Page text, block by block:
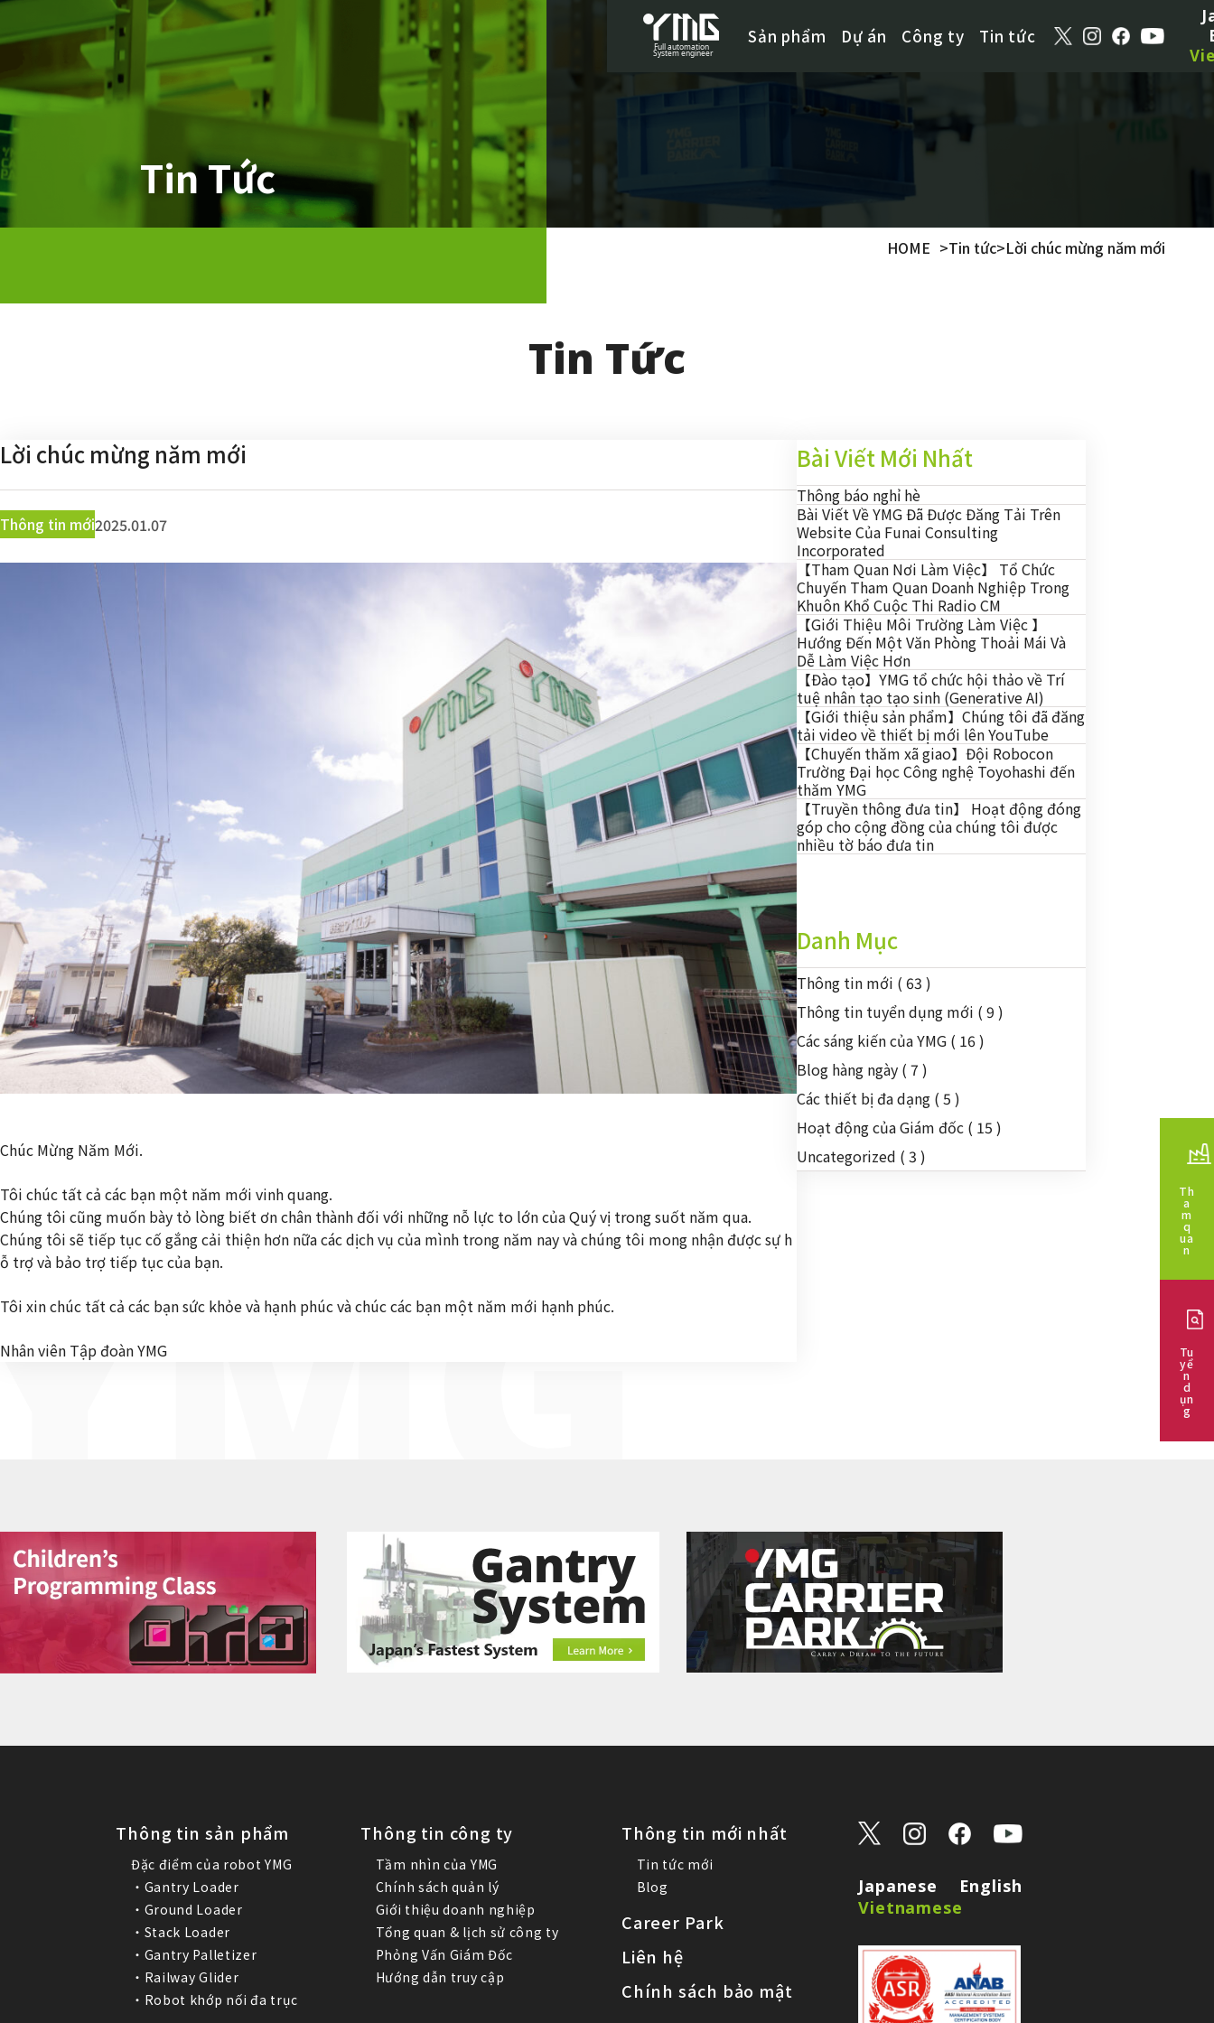
Sản phẩm Dự án Công ty Tin tức
Th
a
m
q
ua
n
Tu
yể
n
d
ụn
g
Tin Tức
HOME >Tin tức>Lời chúc mừng năm mới
Tin Tức
Lời chúc mừng năm mới
Thông tin mới2025.01.07
Chúc Mừng Năm Mới.
Tôi chúc tất cả các bạn một năm mới vinh quang.
Chúng tôi cũng muốn bày tỏ lòng biết ơn chân thành đối với những nỗ lực to lớn của Quý vị trong suốt năm qua.
Chúng tôi sẽ tiếp tục cố gắng cải thiện hơn nữa các dịch vụ của mình trong năm nay và chúng tôi mong nhận được sự h
ỗ trợ và bảo trợ tiếp tục của bạn.
Tôi xin chúc tất cả các bạn sức khỏe và hạnh phúc và chúc các bạn một năm mới hạnh phúc.
Nhân viên Tập đoàn YMG
Bài Viết Mới Nhất
Thông báo nghỉ hè
Bài Viết Về YMG Đã Được Đăng Tải Trên
Website Của Funai Consulting
Incorporated
【Tham Quan Nơi Làm Việc】 Tổ Chức
Chuyến Tham Quan Doanh Nghiệp Trong
Khuôn Khổ Cuộc Thi Radio CM
【Giới Thiệu Môi Trường Làm Việc 】
Hướng Đến Một Văn Phòng Thoải Mái Và
Dễ Làm Việc Hơn
【Đào tạo】YMG tổ chức hội thảo về Trí
tuệ nhân tạo tạo sinh (Generative AI)
【Giới thiệu sản phẩm】Chúng tôi đã đăng
tải video về thiết bị mới lên YouTube
【Chuyến thăm xã giao】Đội Robocon
Trường Đại học Công nghệ Toyohashi đến
thăm YMG
【Truyền thông đưa tin】 Hoạt động đóng
góp cho cộng đồng của chúng tôi được
nhiều tờ báo đưa tin
Danh Mục
Thông tin mới ( 63 )
Thông tin tuyển dụng mới ( 9 )
Các sáng kiến của YMG ( 16 )
Blog hàng ngày ( 7 )
Các thiết bị đa dạng ( 5 )
Hoạt động của Giám đốc ( 15 )
Uncategorized ( 3 )
Thông tin sản phẩm
Đặc điểm của robot YMG
・Gantry Loader
・Ground Loader
・Stack Loader
・Gantry Palletizer
・Railway Glider
・Robot khớp nối đa trục
Thông tin công ty
Tầm nhìn của YMG
Chính sách quản lý
Giới thiệu doanh nghiệp
Tổng quan & lịch sử công ty
Phỏng Vấn Giám Đốc
Hướng dẫn truy cập
Thông tin mới nhất
Tin tức mới
Blog
Career Park
Liên hệ
Chính sách bảo mật
Japanese
English
Vietnamese